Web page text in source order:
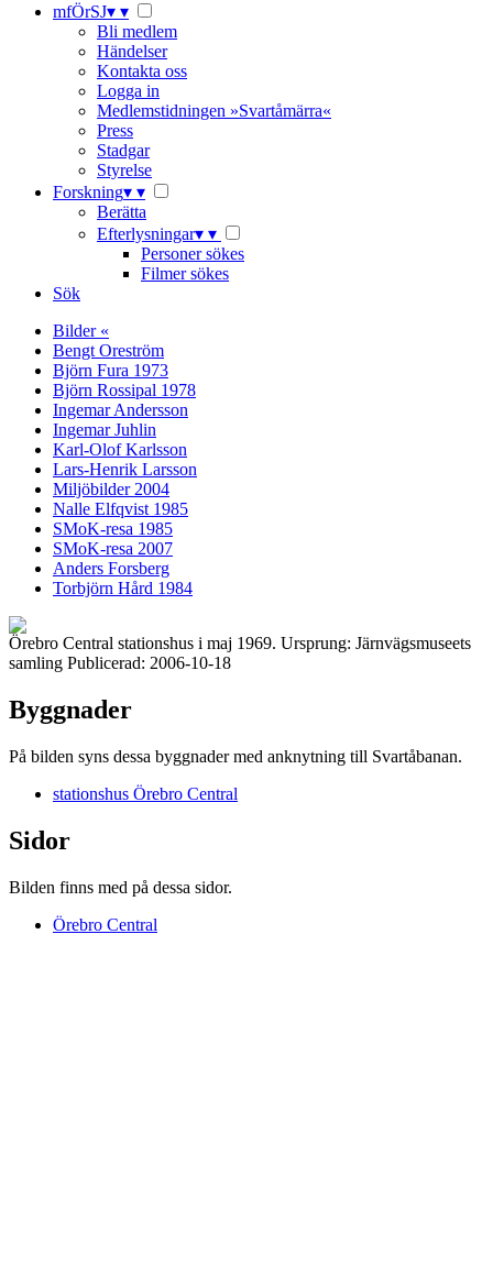
mfÖrSJ▾ ▾
Bli medlem
Händelser
Kontakta oss
Logga in
Medlemstidningen »Svartåmärra«
Press
Stadgar
Styrelse
Forskning▾ ▾
Berätta
Efterlysningar▾ ▾
Personer sökes
Filmer sökes
Sök
Bilder «
Bengt Oreström
Björn Fura 1973
Björn Rossipal 1978
Ingemar Andersson
Ingemar Juhlin
Karl-Olof Karlsson
Lars-Henrik Larsson
Miljöbilder 2004
Nalle Elfqvist 1985
SMoK-resa 1985
SMoK-resa 2007
Anders Forsberg
Torbjörn Hård 1984
Örebro Central stationshus i maj 1969. Ursprung: Järnvägsmuseets
samling Publicerad: 2006-10-18
Byggnader
På bilden syns dessa byggnader med anknytning till Svartåbanan.
stationshus Örebro Central
Sidor
Bilden finns med på dessa sidor.
Örebro Central